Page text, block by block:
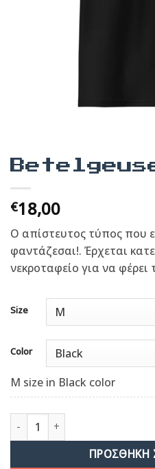
€18,00
Ο απίστευτος τύπος που
φαντάζεσαι!. Έρχεται
νεκροταφείο για να
Size
Color
M size in Black color
Betelgeuse ποσότητα
ΠΡΟΣΘΉΚΗ